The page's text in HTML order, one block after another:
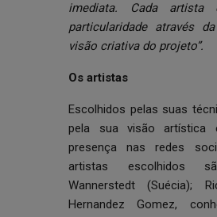
imediata. Cada artista
particularidade através
visão criativa do projeto”.
Os artistas
Escolhidos pelas suas
pela sua visão artística
presença nas redes
artistas escolhidos
Wannerstedt (Suécia);
Hernandez Gomez,